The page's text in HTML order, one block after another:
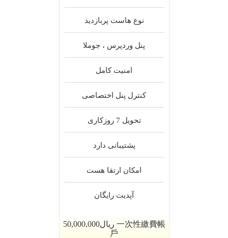
نوع هاست پربازدید
پنل وردپرس ، جوملا
امنیت کامل
کنترل پنل اختصاصی
تحویل
پشتیبانی دارد
امکان ارتقا هست
آپدیت رایگان
50,000,000ریال 一次性繳費帳
戶